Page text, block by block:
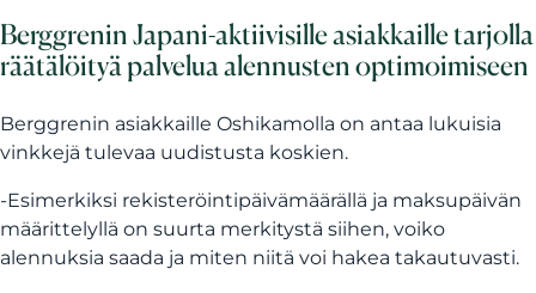
Berggrenin Japani-aktiivisille asiakkaille tarjolla
räätälöityä palvelua alennusten optimoimiseen
Berggrenin asiakkaille Oshikamolla on antaa lukuisia
vinkkejä tulevaa uudistusta koskien.
-Esimerkiksi rekisteröintipäivämäärällä ja maksupäivän
määrittelyllä on suurta merkitystä siihen, voiko
alennuksia saada ja miten niitä voi hakea takautuvasti.